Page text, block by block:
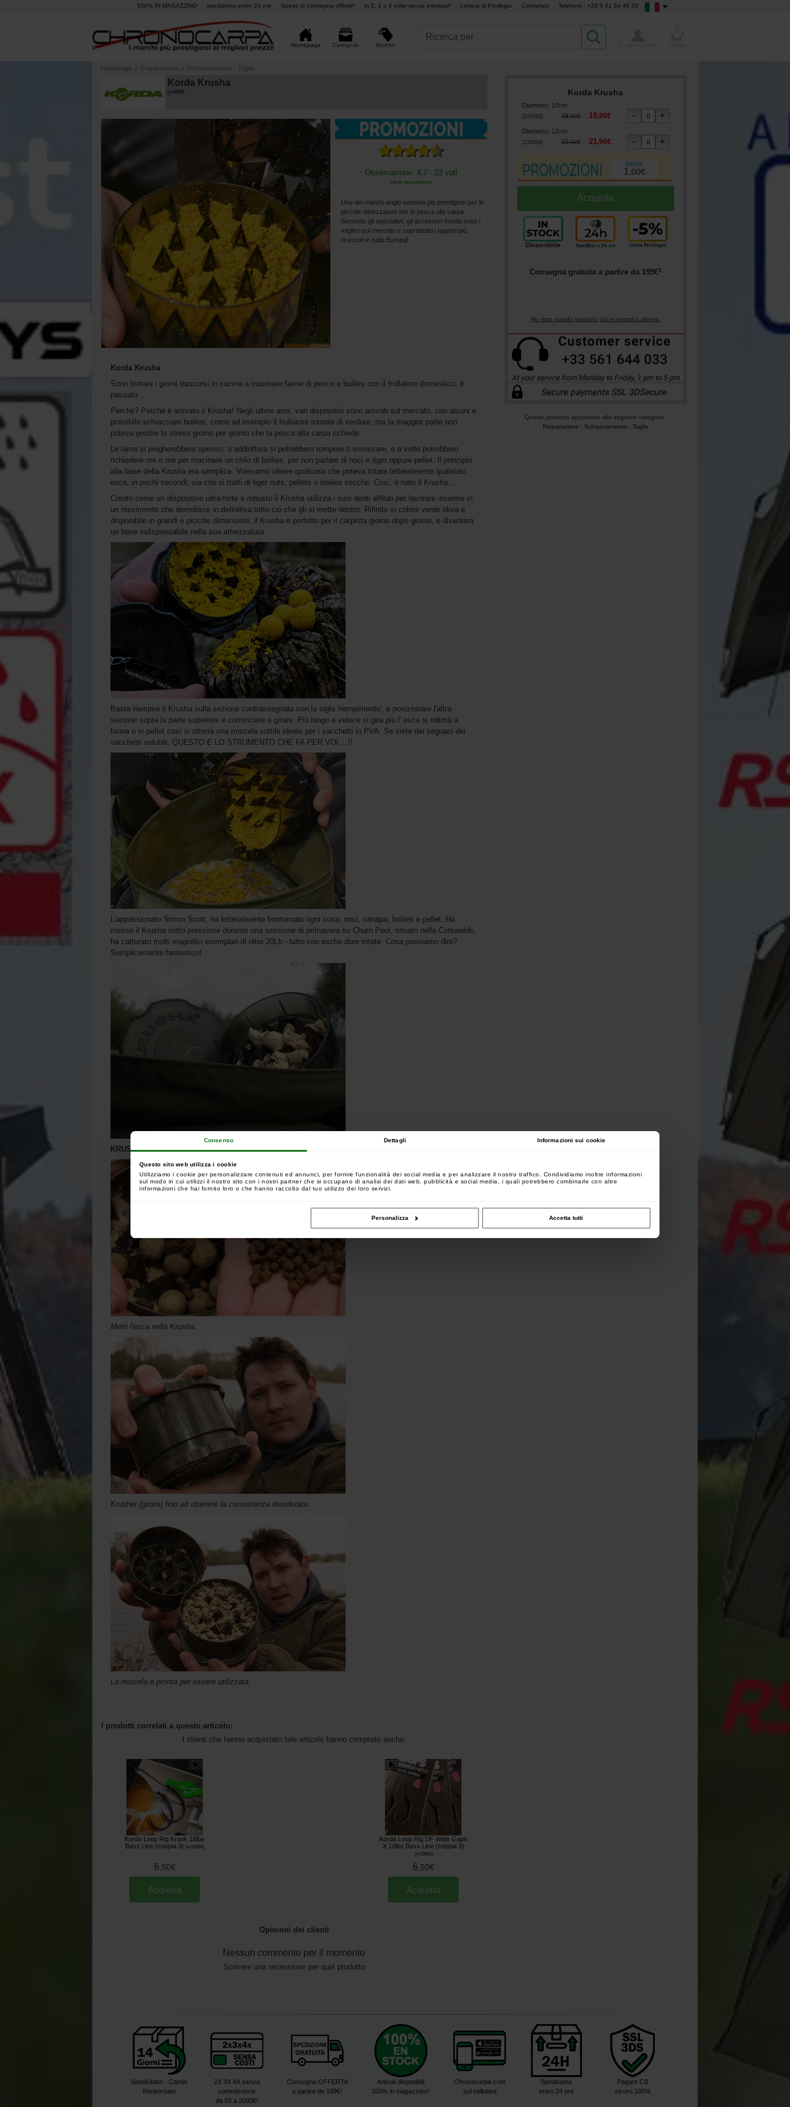
Consenso Dettagli Informazioni sui cookie
Questo sito web utilizza i cookie
Utilizziamo i cookie per personalizzare contenuti ed annunci, per fornire funzionalità dei social media e per analizzare il nostro traffico. Condividiamo inoltre informazioni
sul modo in cui utilizzi il nostro sito con i nostri partner che si occupano di analisi dei dati web, pubblicità e social media, i quali potrebbero combinarle con altre
informazioni che hai fornito loro o che hanno raccolto dal tuo utilizzo dei loro servizi.
Personalizza Accetta tutti
100% IN MAGAZZINO spedizione entro 24 ore Spese di consegna offerte¹ in 2, 3 o 4 volte senza interessi² Lettera di Privilegio Contattaci Telefono : +33 5 61 64 40 33
Homepage Categorie Marche
Homepage » Preparazione » Schiacciamento - Taglio
Korda Krusha
m3395]
Osservazione: 4.7 - 23 voti
Vedi recensioni
Uno dei marchi anglo-sassoni più prestigiosi per le
piccole attrezzature per la pesca alla carpa.
Secondo gli specialisti, gli accessori Korda sono i
migliori sul mercato e soprattutto i tappeti più
ricercati in tutta Europa!
Korda Krusha
Diametro: 10cm
230583 ] 19,90€ 18,90€
Diametro: 12cm
230584] 23,90€ 21 ,90€
1 ,00€
Consegna gratuita a partire da 199€1
Ho visto questo prodotto più economico altrove.
Questo prodotto appartiene alle seguenti categorie:
Preparazione - Schiacciamento - Taglio
Korda Krusha
Sono lontani i giorni trascorsi in cucina a macinare farine di pesce e boilies con il frullatore domestico, è
passato...
Perché? Perché è arrivato il Krusha! Negli ultimi anni, vari dispositivi sono arrivati sul mercato, con alcuni è
possibile schiacciare boilies, come ad esempio il frullatore rotante di verdure, ma la maggior parte non
poteva gestire lo stress giorno per giorno che la pesca alla carpa richiede.
Le lame si piegherebbero spesso, o addirittura si potrebbero rompere o smussare, e a volte potrebbero
richiedere ore e ore per macinare un chilo di boilies, per non parlare di noci e tiger oppure pellet. Il principio
alla base della Krusha era semplice. Volevamo ideare qualcosa che poteva tritare letteralmente qualsiasi
esca, in pochi secondi; sia che si tratti di tiger nuts, pellets o boilies secche. Così, è nato il Krusha…
Creato come un dispositivo ultra-forte e robusto il Krusha utilizza i suoi denti affilati per lavorare insieme in
un movimento che demolisce in definitiva tutto ciò che gli si mette dentro. Rifinito in colore verde oliva e
disponibile in grandi e piccole dimensioni, il Krusha è perfetto per il carpista giorno dopo giorno, e diventerà
un bene indispensabile nella sua attrezzatura.
Basta riempire il Krusha sulla sezione contrassegnata con la sigla 'riempimento', e posizionare l'altra
sezione sopra la parte superiore e cominciare a girare. Più lungo e veloce si gira più l' esca si ridurrà a
farina o in pellet così si otterrà una miscela sottile ideale per i sacchetti in PVA. Se siete dei seguaci dei
sacchetti solubili, QUESTO E LO STRUMENTO CHE FA PER VOI....!!
L'appassionato Simon Scott, ha letteralmente frantumato ogni cosa; noci, canapa, boilies e pellet. Ha
messo il Krusha sotto pressione durante una sessione di primavera su Churn Pool, situato nella Cotswolds,
ha catturato molti magnifici esemplari di oltre 20Lb - tutto con esche dure tritate. Cosa possiamo dire?
Semplicemente fantastico!
KRUSHA... ISTRUZIONI PER L'USO :
Metti l'esca nella Krusha.
Krusher (girare) fino ad ottenere la consistenza desiderata.
La miscela è pronta per essere utilizzata.
I prodotti correlati a questo articolo:
I clienti che hanno acquistato tale articolo hanno comprato anche:
Korda Loop Rig Krank 18lbs
Bass Line (coppia 3)
[m33960]
6,50€
Acquista
Korda Loop Rig DF Wide Gape
X 18lbs Bass Line (coppia 3)
[m33961]
6,50€
Acquista
Opinioni dei clienti
Nessun commento per il momento
Scrivere una recensione per quel prodotto
Soddisfatto - Cambi
Rimborsato
2X 3X 4X senza
commissione
da 50 a 2000€²
Consegna OFFERTA
a partire de 199€¹
Articoli disponibili
100% in magazzino³
Chronocarpe.com
sul cellulare
Spedizione
entro 24 ore
Pagare CB
sicuro 100%